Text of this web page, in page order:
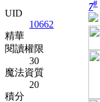
UID
10662
精華
閱讀權限
30
魔法資質
20
積分
7#